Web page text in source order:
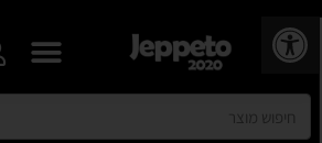
פתח סרגל נגישות